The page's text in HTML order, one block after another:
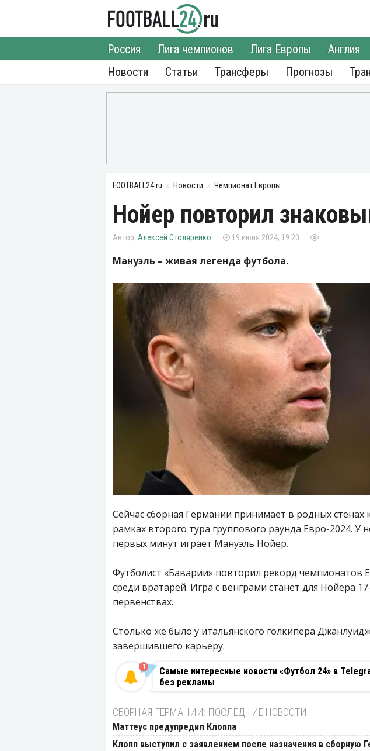
Новости
Россия Лига чемпионов Лига Европы Англия
Статьи
Трансферы Прогнозы
FOOTBALL24.ru Новости Чемпионат Европы
Нойер повторил
Алексей Столяренко 19 июня 2024, 19:20
Мануэль – живая легенда футбола.
Сейчас сборная Германии принимает в родных стенах
рамках второго тура группового раунда Евро-2024. У
первых минут играет Мануэль Нойер.
Футболист «Баварии» повторил рекорд чемпионатов
среди вратарей. Игра с венграми станет для Нойера
первенствах.
Столько же было у итальянского голкипера
завершившего карьеру.
Самые интересные новости «Футбол 24» в
без рекламы
1
СБОРНАЯ ГЕРМАНИИ: ПОСЛЕДНИЕ НОВОСТИ
Маттеус предупредил Клоппа
Клопп выступил с заявлением после назначения в сборную